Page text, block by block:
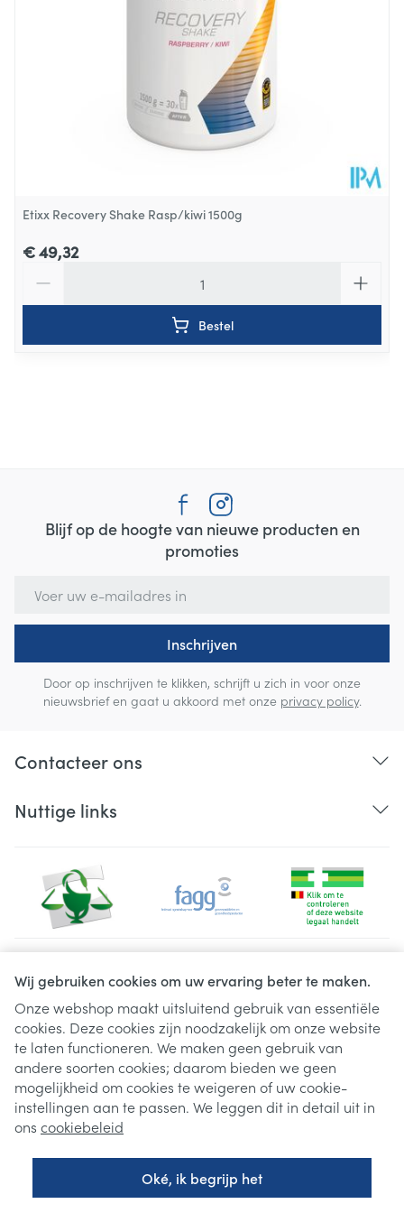
Wij gebruiken cookies om uw ervaring beter te maken.
Onze webshop maakt uitsluitend gebruik van essentiële
cookies. Deze cookies zijn noodzakelijk om onze website
te laten functioneren. We maken geen gebruik van
andere soorten cookies; daarom bieden we geen
mogelijkheid om cookies te weigeren of uw cookie-
instellingen aan te passen. We leggen dit in detail uit in
ons cookiebeleid
Oké, ik begrijp het
Kamertemperatuur (15°C -
25°C)
Etixx Recovery Shake Rasp/kiwi 1500g
€ 49,32
Bestel
Blijf op de hoogte van nieuwe producten en
promoties
Inschrijven
Door op inschrijven te klikken, schrijft u zich in voor onze
nieuwsbrief en gaat u akkoord met onze privacy policy.
Contacteer ons
Nuttige links
Juridische links